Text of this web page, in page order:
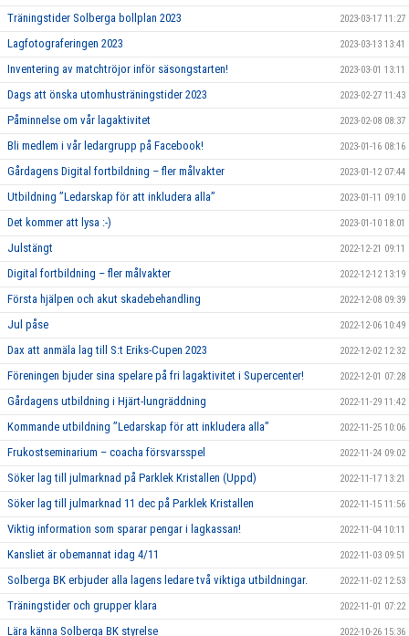
Träningstider Solberga bollplan 2023 2023-03-17 11:27
Lagfotograferingen 2023 2023-03-13 13:41
Inventering av matchtröjor inför säsongstarten! 2023-03-01 13:11
Dags att önska utomhusträningstider 2023 2023-02-27 11:43
Påminnelse om vår lagaktivitet 2023-02-08 08:37
Bli medlem i vår ledargrupp på Facebook! 2023-01-16 08:16
Gårdagens Digital fortbildning – fler målvakter 2023-01-12 07:44
Utbildning ”Ledarskap för att inkludera alla” 2023-01-11 09:10
Det kommer att lysa :-) 2023-01-10 18:01
Julstängt 2022-12-21 09:11
Digital fortbildning – fler målvakter 2022-12-12 13:19
Första hjälpen och akut skadebehandling 2022-12-08 09:39
Jul påse 2022-12-06 10:49
Dax att anmäla lag till S:t Eriks-Cupen 2023 2022-12-02 12:32
Föreningen bjuder sina spelare på fri lagaktivitet i Supercenter! 2022-12-01 07:28
Gårdagens utbildning i Hjärt-lungräddning 2022-11-29 11:42
Kommande utbildning ”Ledarskap för att inkludera alla” 2022-11-25 10:06
Frukostseminarium – coacha försvarsspel 2022-11-24 09:02
Söker lag till julmarknad på Parklek Kristallen (Uppd) 2022-11-17 13:21
Söker lag till julmarknad 11 dec på Parklek Kristallen 2022-11-15 11:56
Viktig information som sparar pengar i lagkassan! 2022-11-04 10:11
Kansliet är obemannat idag 4/11 2022-11-03 09:51
Solberga BK erbjuder alla lagens ledare två viktiga utbildningar. 2022-11-02 12:53
Träningstider och grupper klara 2022-11-01 07:22
Lära känna Solberga BK styrelse 2022-10-26 15:36